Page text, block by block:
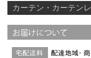
カーテン・カーテン